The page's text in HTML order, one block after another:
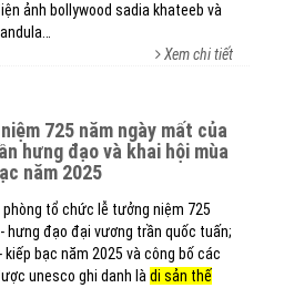
ảnh bollywood sadia khateeb và
Xem chi tiết
hưng đạo và khai hội mùa
năm 2025
tổ chức lễ tưởng niệm 725
hưng đạo đại vương trần quốc tuấn;
bạc năm 2025 và công bố các
unesco ghi danh là di sản thế